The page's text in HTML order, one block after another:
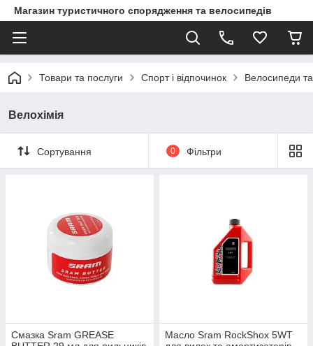
Магазин туристичного спорядження та велосипедів
Товари та послуги Спорт і відпочинок Велосипеди
Велохімія
Сортування 0 Фільтри
Смазка Sram GREASE
Масло Sram RockShox 5WT